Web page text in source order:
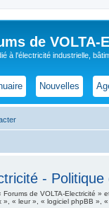
de VOLTA-
à l'électricité industrielle,
Nouvelles
-
de VOLTA-Electricité »
« leur », « logiciel phpBB »,